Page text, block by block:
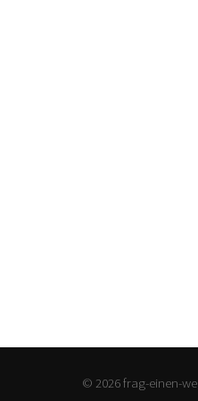
© 2026 frag-einen-